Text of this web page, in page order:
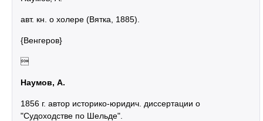
авт. кн. о холере (Вятка, 1885).
{Венгеров}

Наумов, А.
1856 г. автор историко-юридич. диссертации о
"Судоходстве по Шельде".